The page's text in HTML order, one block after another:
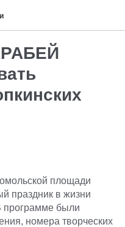
площади
праздник в жизни
программе были
номера творческих